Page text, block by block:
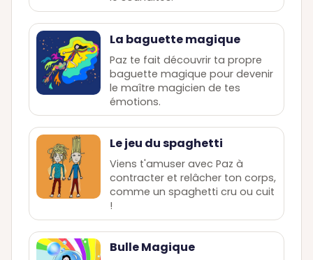
La baguette magique
Paz te fait découvrir ta propre
baguette magique pour devenir
le maître magicien de tes
émotions.
Le jeu du spaghetti
Viens t'amuser avec Paz à
contracter et relâcher ton corps,
comme un spaghetti cru ou cuit
!
Bulle Magique